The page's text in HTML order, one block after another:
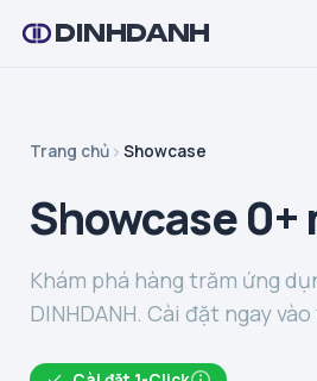
DINHDANH
Trang chủ Showcase
Showcase 0+
Khám phá hàng trăm ứng
DINHDANH. Cài đặt ngay